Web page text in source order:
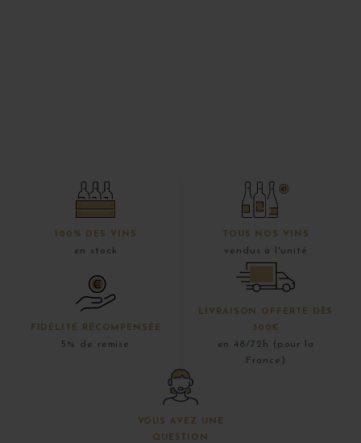
100% DES VINS
en stock
TOUS NOS VINS
vendus à l'unité
FIDÉLITÉ RÉCOMPENSÉE
5% de remise
LIVRAISON OFFERTE DÈS
300€
en 48/72h (pour la
France)
VOUS AVEZ UNE
QUESTION